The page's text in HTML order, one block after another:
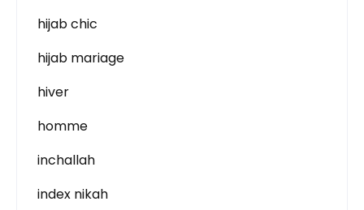
hijab chic
hijab mariage
hiver
homme
inchallah
index nikah